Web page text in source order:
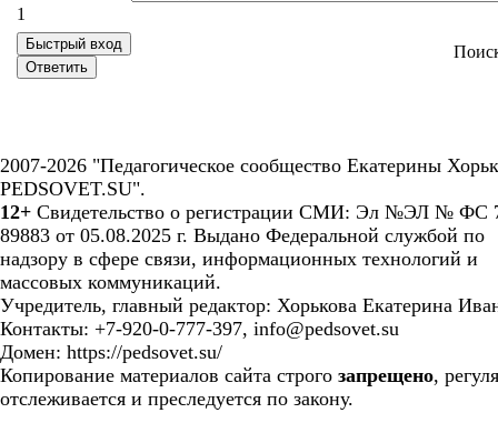
1
2007-2026 "Педагогическое сообщество Екатерины
PEDSOVET.SU".
12+ Свидетельство о регистрации СМИ: Эл №ЭЛ № ФС
89883 от 05.08.2025 г. Выдано Федеральной службой по
надзору в сфере связи, информационных технологий и
массовых коммуникаций.
Учредитель, главный редактор: Хорькова Екатерина
Контакты: +7-920-0-777-397, info@pedsovet.su
Домен: https://pedsovet.su/
Копирование материалов сайта строго запрещено,
отслеживается и преследуется по закону.